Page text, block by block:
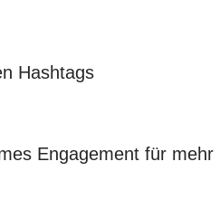
Hashtags
Engagement für mehr